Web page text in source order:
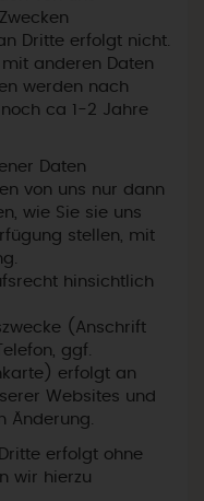
Dritte erfolgt nicht.
anderen Daten
werden nach
ca 1-2 Jahre
Daten
von uns nur dann
wie Sie sie uns
stellen, mit
hinsichtlich
(Anschrift
ggf.
erfolgt an
Websites und
Änderung.
erfolgt ohne
wir hierzu